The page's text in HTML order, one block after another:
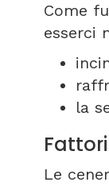
Come
esserci
la
Le